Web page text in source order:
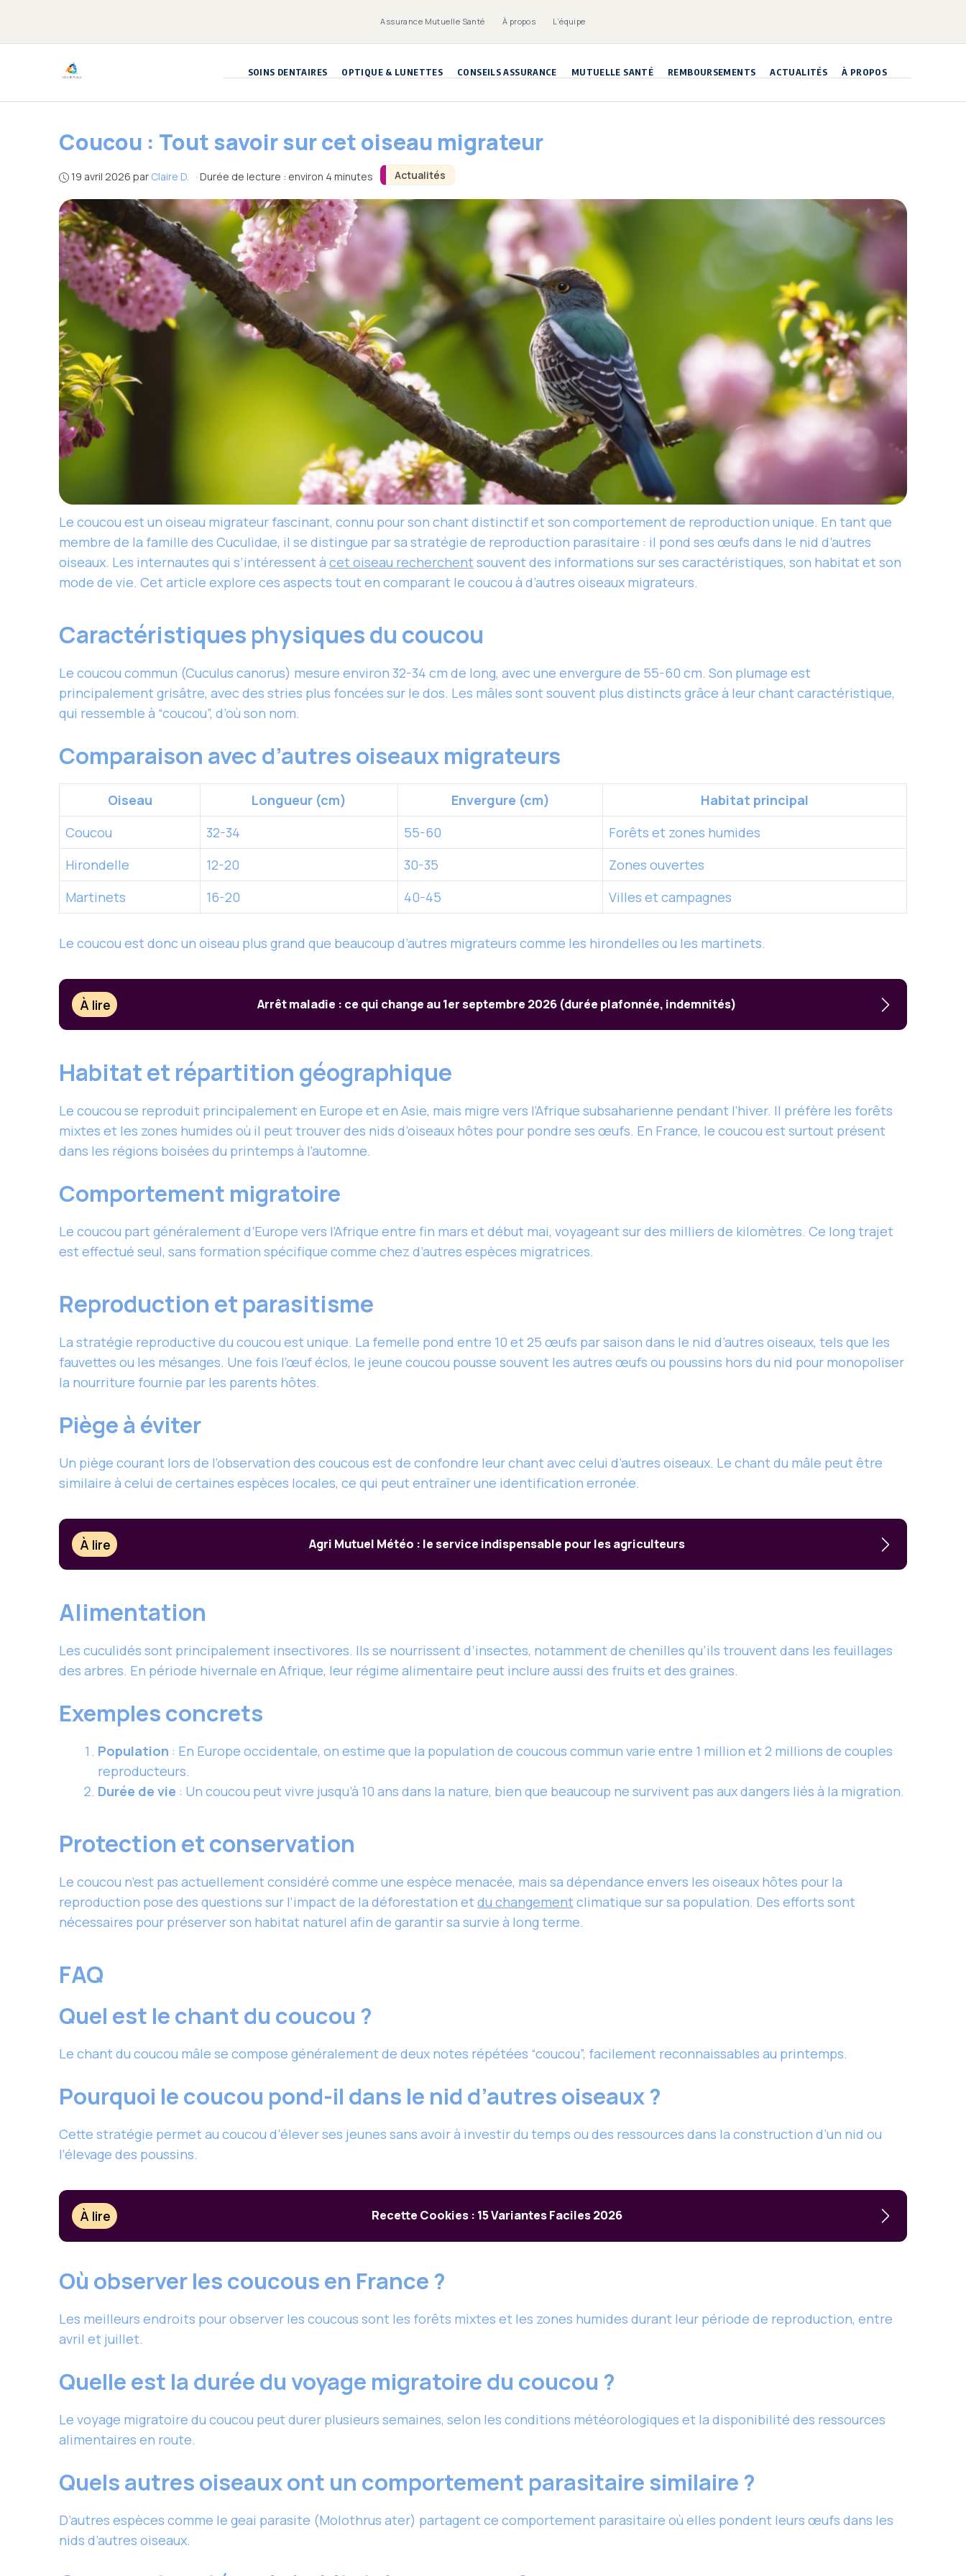
contenu
Assurance Mutuelle Santé À propos L’équipe
SOINS DENTAIRES OPTIQUE & LUNETTES CONSEILS ASSURANCE MUTUELLE SANTÉ REMBOURSEMENTS ACTUALITÉS À PROPOS
Actualités
Coucou : Tout savoir sur cet oiseau migrateur
19 avril 2026 par Claire D. · Durée de lecture : environ 4 minutes
Le coucou est un oiseau migrateur fascinant, connu pour son chant distinctif et son comportement de reproduction unique. En tant que
membre de la famille des Cuculidae, il se distingue par sa stratégie de reproduction parasitaire : il pond ses œufs dans le nid d’autres
oiseaux. Les internautes qui s’intéressent à cet oiseau recherchentsouvent des informations sur ses caractéristiques, son habitat et son
mode de vie. Cet article explore ces aspects tout en comparant le coucou à d’autres oiseaux migrateurs.
Caractéristiques physiques du coucou
Le coucou commun (Cuculus canorus) mesure environ 32-34 cm de long, avec une envergure de 55-60 cm. Son plumage est
principalement grisâtre, avec des stries plus foncées sur le dos. Les mâles sont souvent plus distincts grâce à leur chant caractéristique,
qui ressemble à “coucou”, d’où son nom.
Comparaison avec d’autres oiseaux migrateurs
Oiseau Longueur (cm) Envergure (cm)
Habitat principal
Coucou
32-34 55-60
Forêts et zones humides
Hirondelle
12-20 30-35
Zones ouvertes
Martinets
16-20 40-45 Villes et campagnes
Le coucou est donc un oiseau plus grand que beaucoup d’autres migrateurs comme les hirondelles ou les martinets.
À lire Arrêt maladie : ce qui change au 1er septembre 2026 (durée plafonnée, indemnités)
Habitat et répartition géographique
Le coucou se reproduit principalement en Europe et en Asie, mais migre vers l’Afrique subsaharienne pendant l’hiver. Il préfère les forêts
mixtes et les zones humides où il peut trouver des nids d’oiseaux hôtes pour pondre ses œufs. En France, le coucou est surtout présent
dans les régions boisées du printemps à l’automne.
Comportement migratoire
Le coucou part généralement d’Europe vers l’Afrique entre fin mars et début mai, voyageant sur des milliers de kilomètres. Ce long trajet
est effectué seul, sans formation spécifique comme chez d’autres espèces migratrices.
Reproduction et parasitisme
La stratégie reproductive du coucou est unique. La femelle pond entre 10 et 25 œufs par saison dans le nid d’autres oiseaux, tels que les
fauvettes ou les mésanges. Une fois l’œuf éclos, le jeune coucou pousse souvent les autres œufs ou poussins hors du nid pour monopoliser
la nourriture fournie par les parents hôtes.
Piège à éviter
Un piège courant lors de l’observation des coucous est de confondre leur chant avec celui d’autres oiseaux. Le chant du mâle peut être
similaire à celui de certaines espèces locales, ce qui peut entraîner une identification erronée.
À lire Agri Mutuel Météo : le service indispensable pour les agriculteurs
Alimentation
Les cuculidés sont principalement insectivores. Ils se nourrissent d’insectes, notamment de chenilles qu’ils trouvent dans les feuillages
des arbres. En période hivernale en Afrique, leur régime alimentaire peut inclure aussi des fruits et des graines.
Exemples concrets
Population : En Europe occidentale, on estime que la population de coucous commun varie entre 1 million et 2 millions de couples
reproducteurs.
Durée de vie : Un coucou peut vivre jusqu’à 10 ans dans la nature, bien que beaucoup ne survivent pas aux dangers liés à la migration.
Protection et conservation
Le coucou n’est pas actuellement considéré comme une espèce menacée, mais sa dépendance envers les oiseaux hôtes pour la
reproduction pose des questions sur l’impact de la déforestation etdu changementclimatique sur sa population. Des efforts sont
nécessaires pour préserver son habitat naturel afin de garantir sa survie à long terme.
FAQ
Quel est le chant du coucou ?
Le chant du coucou mâle se compose généralement de deux notes répétées “coucou”, facilement reconnaissables au printemps.
Pourquoi le coucou pond-il dans le nid d’autres oiseaux ?
Cette stratégie permet au coucou d’élever ses jeunes sans avoir à investir du temps ou des ressources dans la construction d’un nid ou
l’élevage des poussins.
À lire Recette Cookies : 15 Variantes Faciles 2026
Où observer les coucous en France ?
Les meilleurs endroits pour observer les coucous sont les forêts mixtes et les zones humides durant leur période de reproduction, entre
avril et juillet.
Quelle est la durée du voyage migratoire du coucou ?
Le voyage migratoire du coucou peut durer plusieurs semaines, selon les conditions météorologiques et la disponibilité des ressources
alimentaires en route.
Quels autres oiseaux ont un comportement parasitaire similaire ?
D’autres espèces comme le geai parasite (Molothrus ater) partagent ce comportement parasitaire où elles pondent leurs œufs dans les
nids d’autres oiseaux.